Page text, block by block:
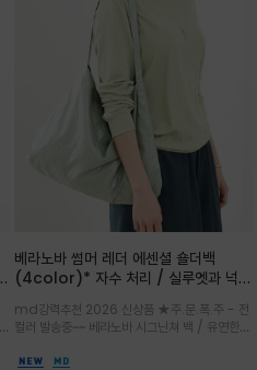
베라노바 썸머 레더 에센셜 숄더백
(4color)* 자수 처리 / 실루엣과 넉넉
셜 숄더백
md강력추천 2026 신상품 ★주.문.폭.주 - 전
컬러 발송중~~ 베라노바 시그닌쳐 백 / 유연한
설계로 어깨의 피로도를 낮춰 편안한 착용/가볍